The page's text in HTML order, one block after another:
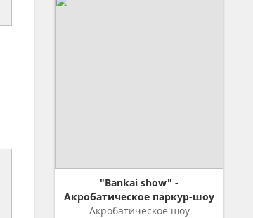
"Bankai show" -
Акробатическое паркур-шоу
Акробатическое шоу